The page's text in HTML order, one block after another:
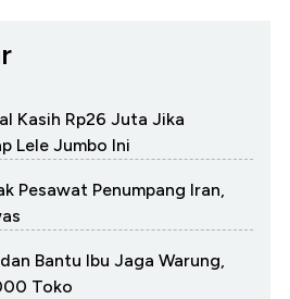
Kasih Rp26 Juta Jika
Lele Jumbo Ini
Pesawat Penumpang Iran,
Bantu Ibu Jaga Warung,
Toko